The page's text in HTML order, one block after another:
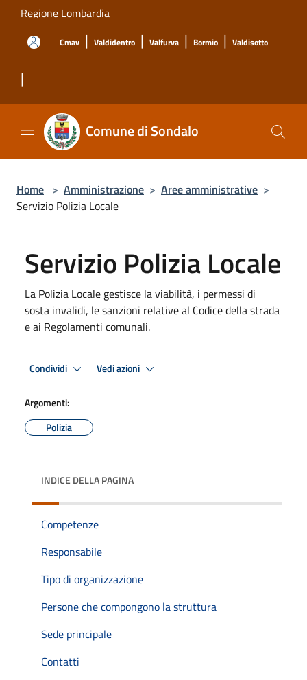
Salta al contenuto principale
Regione Lombardia
Cmav | Valdidentro | Valfurva | Bormio | Valdisotto
|
Comune di Sondalo
Home > Amministrazione > Aree amministrative >
Servizio Polizia Locale
Servizio Polizia Locale
La Polizia Locale gestisce la viabilità, i permessi di
sosta invalidi, le sanzioni relative al Codice della strada
e ai Regolamenti comunali.
Condividi Vedi azioni
Argomenti:
Polizia
INDICE DELLA PAGINA
Competenze
Responsabile
Tipo di organizzazione
Persone che compongono la struttura
Sede principale
Contatti